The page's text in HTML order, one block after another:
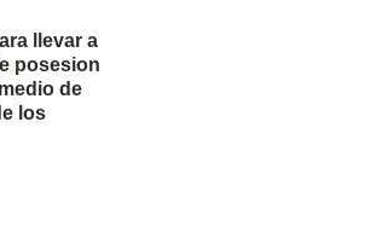
llevar a
posesion
de
los